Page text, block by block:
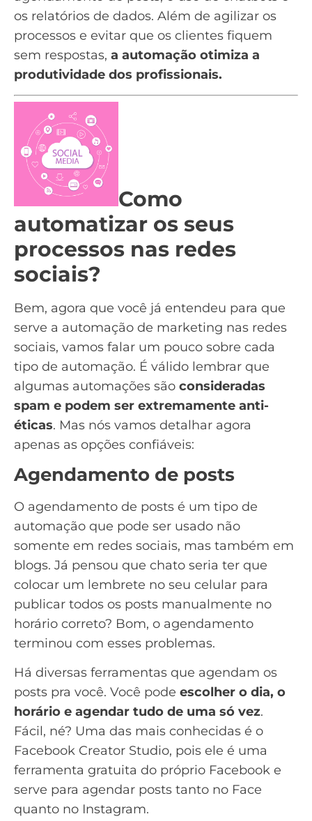
os relatórios de dados. Além de agilizar os
processos e evitar que os clientes fiquem
sem respostas, a automação otimiza a
produtividade dos profissionais.
Como
automatizar os seus
processos nas redes
sociais?
Bem, agora que você já entendeu para que
serve a automação de marketing nas redes
sociais, vamos falar um pouco sobre cada
tipo de automação. É válido lembrar que
algumas automações são consideradas
spam e podem ser extremamente anti-
éticas. Mas nós vamos detalhar agora
apenas as opções confiáveis:
Agendamento de posts
O agendamento de posts é um tipo de
automação que pode ser usado não
somente em redes sociais, mas também em
blogs. Já pensou que chato seria ter que
colocar um lembrete no seu celular para
publicar todos os posts manualmente no
horário correto? Bom, o agendamento
terminou com esses problemas.
Há diversas ferramentas que agendam os
posts pra você. Você pode escolher o dia, o
horário e agendar tudo de uma só vez.
Fácil, né? Uma das mais conhecidas é o
Facebook Creator Studio, pois ele é uma
ferramenta gratuita do próprio Facebook e
serve para agendar posts tanto no Face
quanto no Instagram.